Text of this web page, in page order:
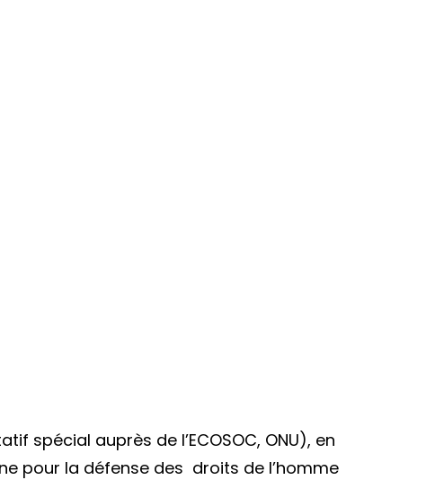
spécial auprès de l’ECOSOC, ONU), en
pour la défense des droits de l’homme